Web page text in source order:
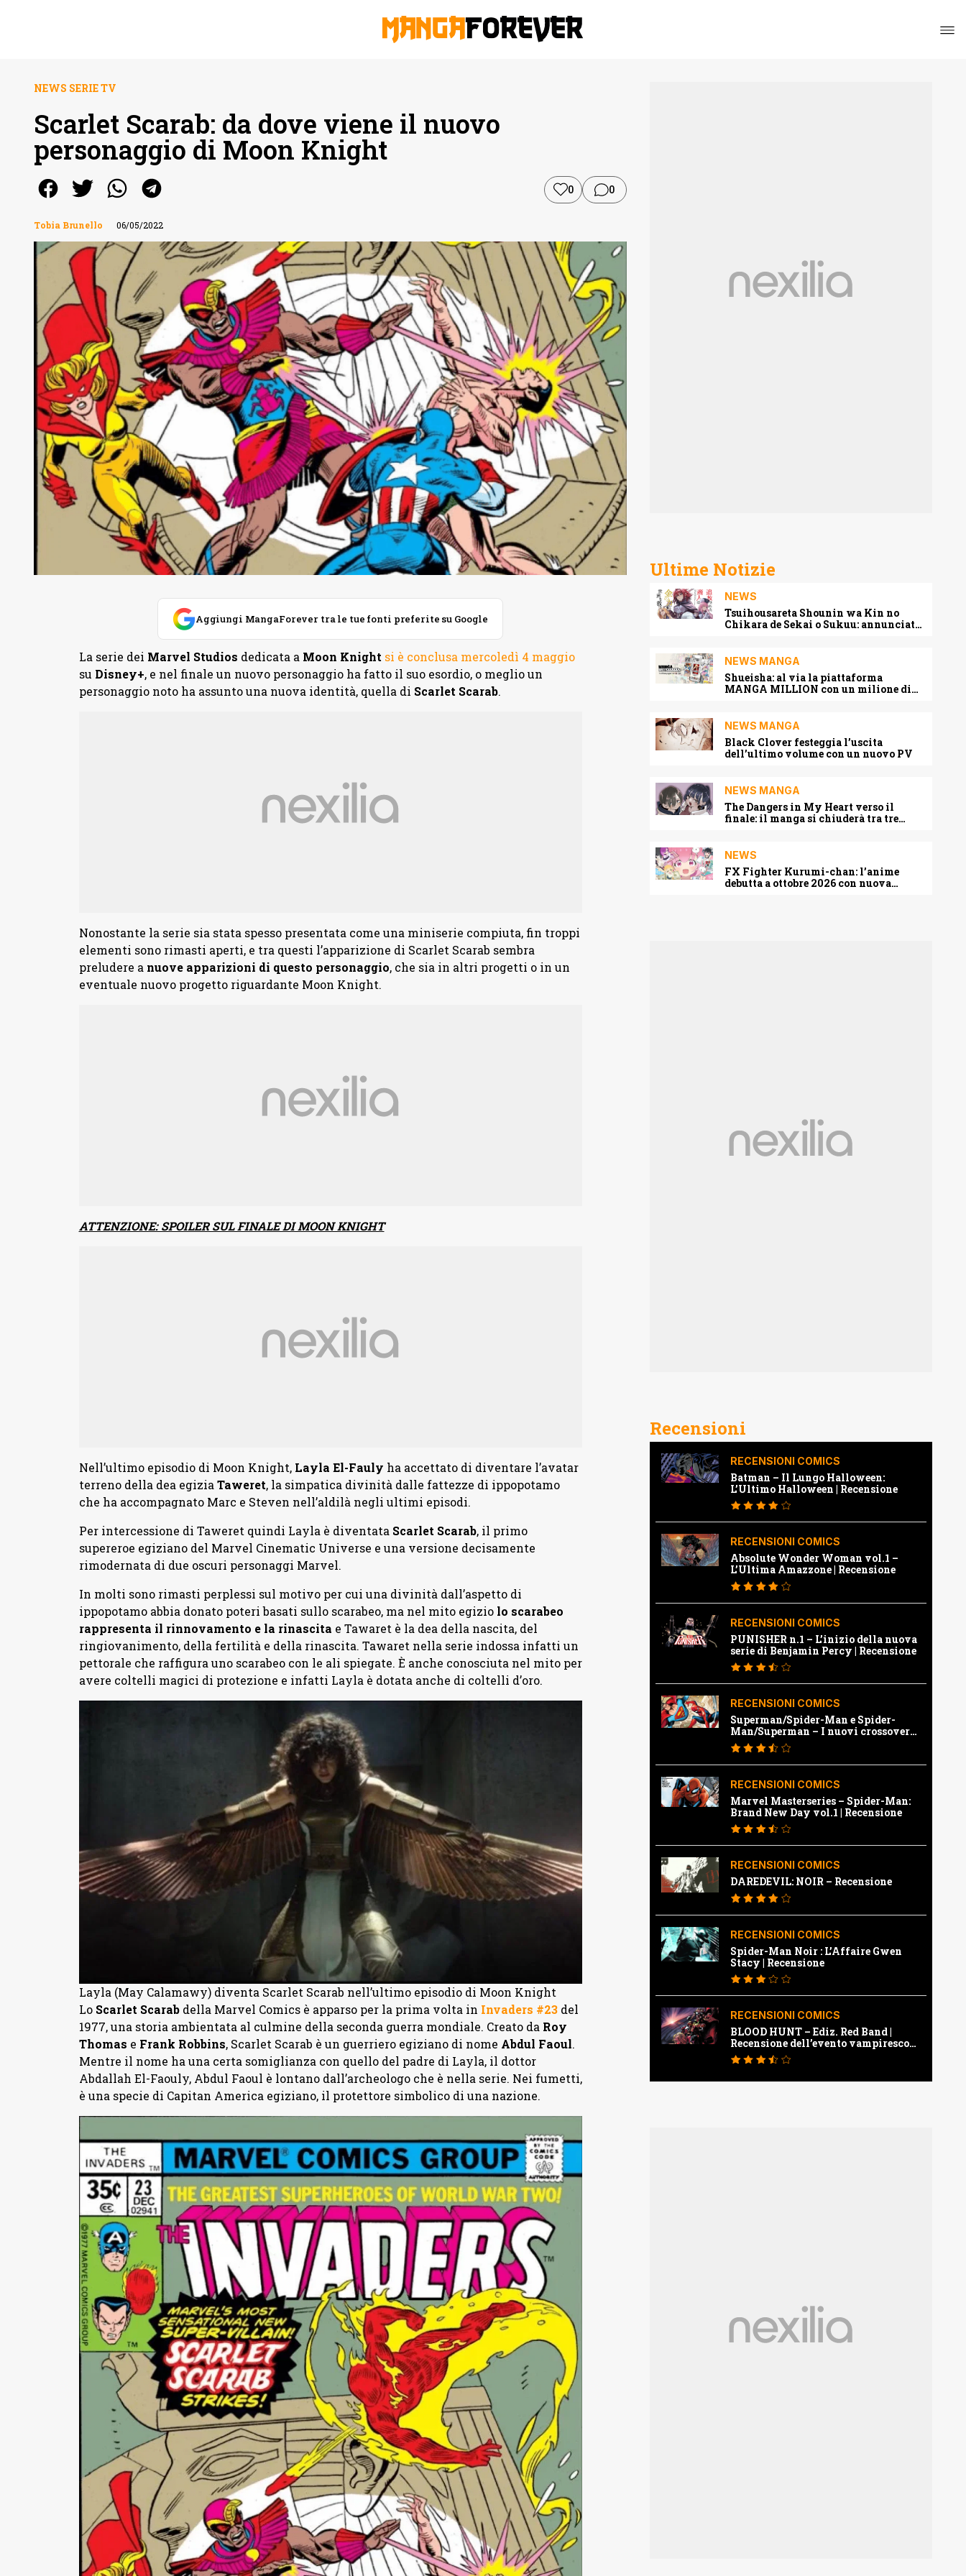
NEWS SERIE TV
Scarlet Scarab: da dove viene il nuovo
personaggio di Moon Knight
0 0
Tobia Brunello 06/05/2022
Aggiungi MangaForever tra le tue fonti preferite su Google
La serie dei Marvel Studios dedicata a Moon Knight si è conclusa mercoledì 4 maggio
su Disney+, e nel finale un nuovo personaggio ha fatto il suo esordio, o meglio un
personaggio noto ha assunto una nuova identità, quella di Scarlet Scarab.
Nonostante la serie sia stata spesso presentata come una miniserie compiuta, fin troppi
elementi sono rimasti aperti, e tra questi l’apparizione di Scarlet Scarab sembra
preludere a nuove apparizioni di questo personaggio, che sia in altri progetti o in un
eventuale nuovo progetto riguardante Moon Knight.
ATTENZIONE: SPOILER SUL FINALE DI MOON KNIGHT
Nell’ultimo episodio di Moon Knight, Layla El-Fauly ha accettato di diventare l’avatar
terreno della dea egizia Taweret, la simpatica divinità dalle fattezze di ippopotamo
che ha accompagnato Marc e Steven nell’aldilà negli ultimi episodi.
Per intercessione di Taweret quindi Layla è diventata Scarlet Scarab, il primo
supereroe egiziano del Marvel Cinematic Universe e una versione decisamente
rimodernata di due oscuri personaggi Marvel.
In molti sono rimasti perplessi sul motivo per cui una divinità dall’aspetto di
ippopotamo abbia donato poteri basati sullo scarabeo, ma nel mito egiziolo scarabeo
rappresenta il rinnovamento e la rinascita e Tawaret è la dea della nascita, del
ringiovanimento, della fertilità e della rinascita. Tawaret nella serie indossa infatti un
pettorale che raffigura uno scarabeo con le ali spiegate. È anche conosciuta nel mito per
avere coltelli magici di protezione e infatti Layla è dotata anche di coltelli d’oro.
Layla (May Calamawy) diventa Scarlet Scarab nell’ultimo episodio di Moon Knight
Lo Scarlet Scarabdella Marvel Comics è apparso per la prima volta in Invaders #23del
1977, una storia ambientata al culmine della seconda guerra mondiale. Creato da Roy
Thomas e Frank Robbins, Scarlet Scarab è un guerriero egiziano di nome Abdul Faoul.
Mentre il nome ha una certa somiglianza con quello del padre di Layla, il dottor
Abdallah El-Faouly, Abdul Faoul è lontano dall’archeologo che è nella serie. Nei fumetti,
è una specie di Capitan America egiziano, il protettore simbolico di una nazione.
Ultime Notizie
NEWS
Tsuihousareta Shounin wa Kin no
Chikara de Sekai o Sukuu: annunciato
NEWS MANGA
Shueisha: al via la piattaforma
MANGA MILLION con un milione di
NEWS MANGA
Black Clover festeggia l’uscita
dell’ultimo volume con un nuovo PV
NEWS MANGA
The Dangers in My Heart verso il
finale: il manga si chiuderà tra tre
NEWS
FX Fighter Kurumi-chan: l’anime
debutta a ottobre 2026 con nuova
Recensioni
RECENSIONI COMICS
Batman – Il Lungo Halloween:
L’Ultimo Halloween | Recensione
RECENSIONI COMICS
Absolute Wonder Woman vol.1 –
L’Ultima Amazzone | Recensione
RECENSIONI COMICS
PUNISHER n.1 – L’inizio della nuova
serie di Benjamin Percy | Recensione
RECENSIONI COMICS
Superman/Spider-Man e Spider-
Man/Superman – I nuovi crossover
Marvel e Dc | Recensione
RECENSIONI COMICS
Marvel Masterseries – Spider-Man:
Brand New Day vol.1 | Recensione
RECENSIONI COMICS
DAREDEVIL: NOIR – Recensione
RECENSIONI COMICS
Spider-Man Noir : L’Affaire Gwen
Stacy | Recensione
RECENSIONI COMICS
BLOOD HUNT – Ediz. Red Band |
Recensione dell’evento vampiresco
della Marvel